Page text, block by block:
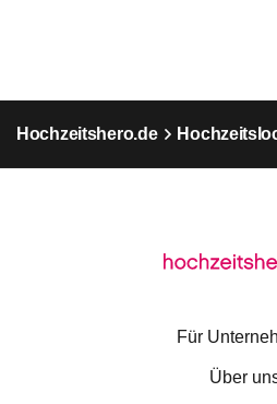
Hochzeitshero.de
Für
Über